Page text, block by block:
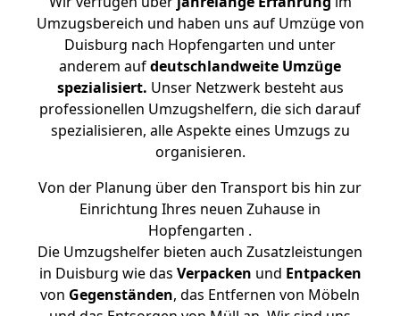
Umzugsbereich und haben uns auf Umzüge von
Duisburg nach Hopfengarten und unter
anderem aufdeutschlandweite Umzüge
spezialisiert. Unser Netzwerk besteht aus
professionellen Umzugshelfern, die sich darauf
spezialisieren, alle Aspekte eines Umzugs zu
organisieren.
Von der Planung über den Transport bis hin zur
Einrichtung Ihres neuen Zuhause in
Hopfengarten .
Die Umzugshelfer bieten auch Zusatzleistungen
in Duisburg wie das Verpacken und Entpacken
von Gegenständen, das Entfernen von Möbeln